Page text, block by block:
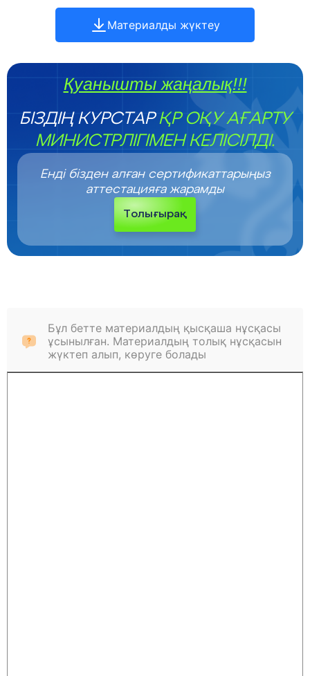
Материалды жүктеу
Қуанышты жаңалық!!!
БІЗДІҢ КУРСТАРҚР ОҚУ АҒАРТУ
МИНИСТРЛІГІМЕН КЕЛІСІЛДІ.
Енді бізден алған сертификаттарыңыз
аттестацияға жарамды
Толығырақ
Бұл бетте материалдың қысқаша нұсқасы
ұсынылған. Материалдың толық нұсқасын
жүктеп алып, көруге болады